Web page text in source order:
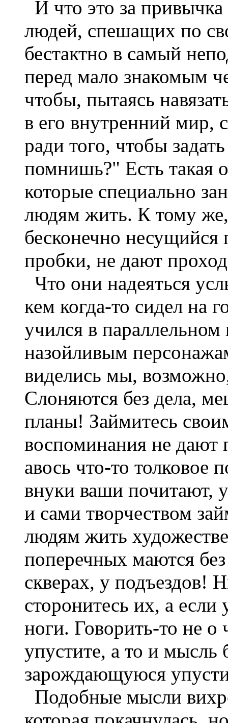
И что это за
людей, спешащих по
бестактно в самый
перед мало знакомым
чтобы, пытаясь
в его внутренний мир,
ради того, чтобы
помнишь?" Есть такая
которые специально
людям жить. К тому
бесконечно несущийся
пробки, не дают
Что они надеяться
кем когда-то сидел на
учился в
назойливым
виделись мы,
Слоняются без дела,
планы! Займитесь
воспоминания не дают
авось что-то толковое
внуки ваши почитают,
и сами творчеством
людям жить
поперечных маются
скверах, у подъездов!
сторонитесь их, а если
ноги. Говорить-то не о
упустите, а то и мысль
зарождающуюся
Подобные мысли